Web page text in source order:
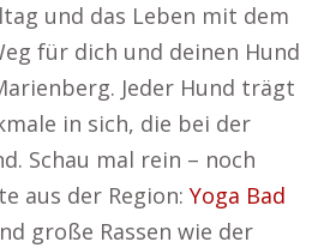
und das Leben mit dem
für dich und deinen Hund
Jeder Hund trägt
in sich, die bei der
Schau mal rein – noch
aus der Region: Yoga Bad
große Rassen wie der